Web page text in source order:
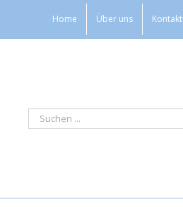
Home Über uns Kontakt